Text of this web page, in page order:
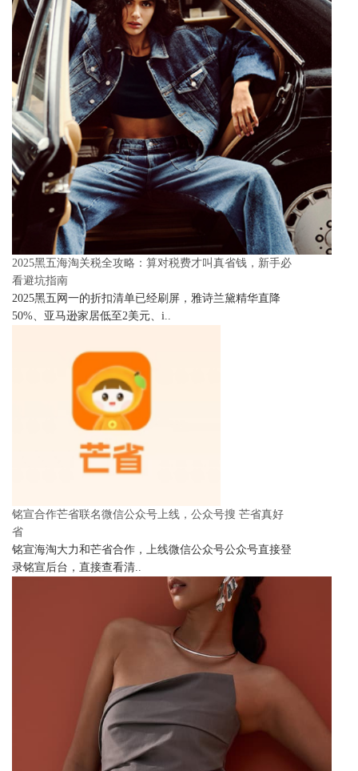
2025黑五海淘关税全攻略：算对税费才叫真省钱，新手必
看避坑指南
2025黑五网一的折扣清单已经刷屏，雅诗兰黛精华直降
50%、亚马逊家居低至2美元、i..
铭宣合作芒省联名微信公众号上线，公众号搜 芒省真好
省
铭宣海淘大力和芒省合作，上线微信公众号公众号直接登
录铭宣后台，直接查看清..